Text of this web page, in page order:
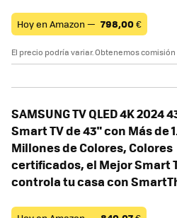
Hoy en Amazon — 798,00€
El precio podría variar. Obtenemos
SAMSUNG TV QLED 4K 2024
Smart TV de 43" con Más de
Millones de Colores, Colores
certificados, el Mejor Smart
controla tu casa con